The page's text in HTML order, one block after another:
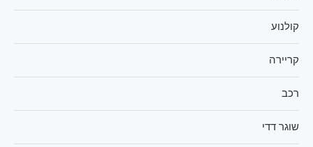
קולנוע
קריירה
רכב
שוגר דדי